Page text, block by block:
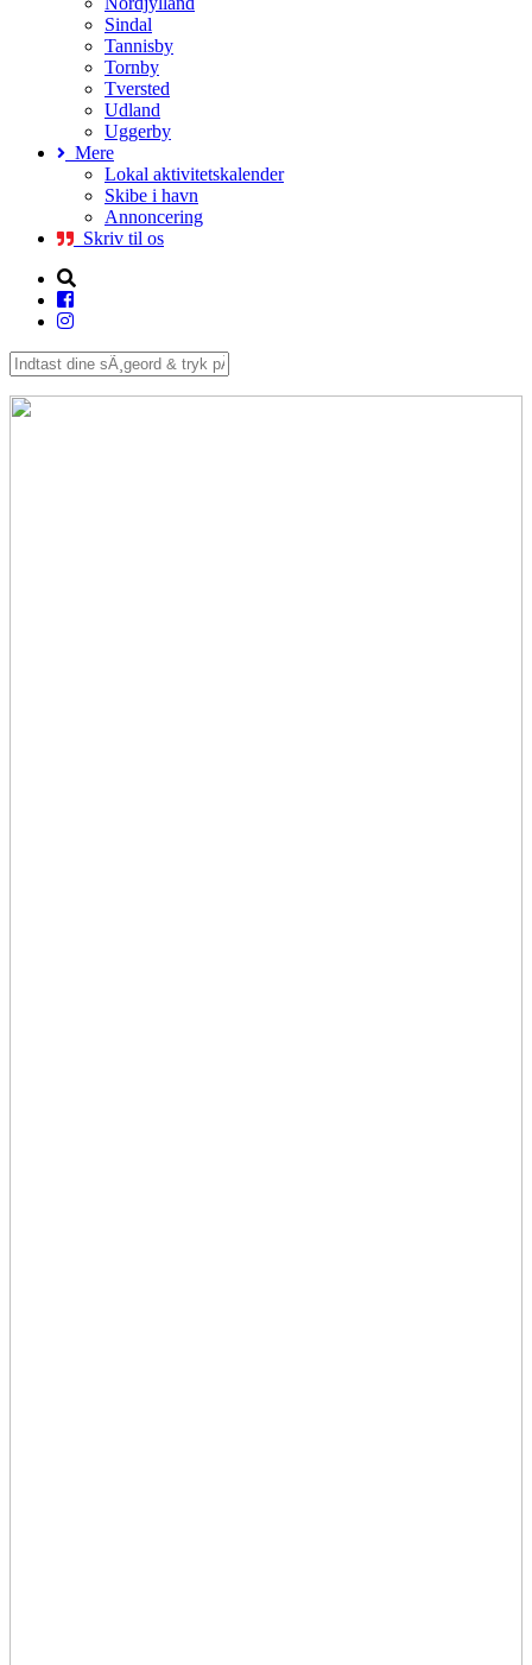
Sindal
Tannisby
Tornby
Tversted
Udland
Uggerby
Mere
Lokal aktivitetskalender
Skibe i havn
Annoncering
Skriv til os